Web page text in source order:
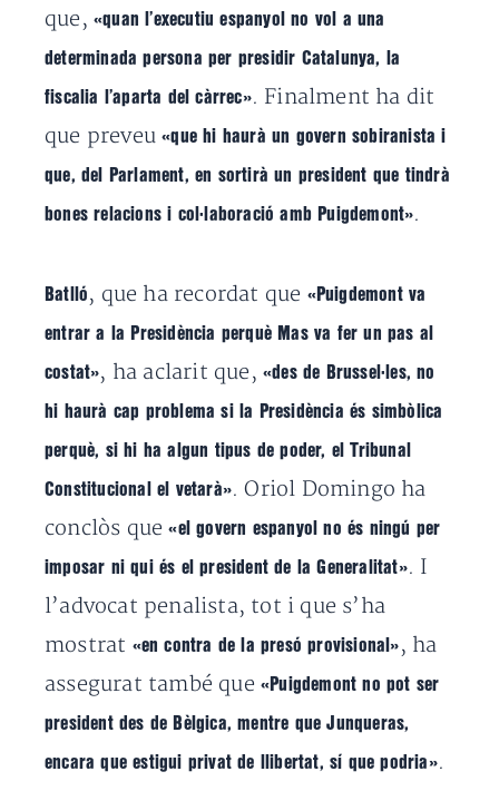
que, «quan l’executiu espanyol no vol a una
determinada persona per presidir Catalunya, la
fiscalia l’aparta del càrrec». Finalment ha dit
que preveu«que hi haurà un govern sobiranista i
que, del Parlament, en sortirà un president que tindrà
bones relacions i col·laboració amb Puigdemont».
Batlló , que ha recordat que «Puigdemont va
entrar a la Presidència perquè Mas va fer un pas al
costat», ha aclarit que,«des de Brussel·les, no
hi haurà cap problema si la Presidència és simbòlica
perquè, si hi ha algun tipus de poder, el Tribunal
Constitucional el vetarà». Oriol Domingo ha
conclòs que«el govern espanyol no és ningú per
imposar ni qui és el president de la Generalitat». I
l’advocat penalista, tot i que s’ha
mostrat «en contra de la presó provisional» , ha
assegurat també que «Puigdemont no pot ser
president des de Bèlgica, mentre que Junqueras,
encara que estigui privat de llibertat, sí que podria».